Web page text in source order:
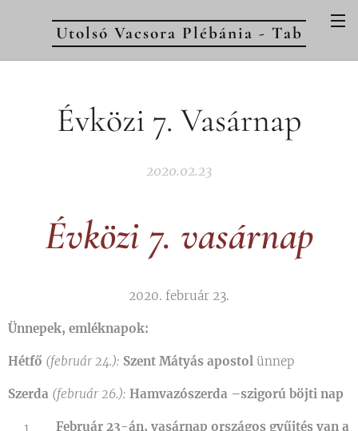
Utolsó Vacsora Plébánia - Tab
Évközi 7. Vasárnap
2020.02.23
Évközi 7. vasárnap
2020. február 23.
Ünnepek, emléknapok:
Hétfő (február 24.): Szent Mátyás apostol ünnep
Szerda (február 26.): Hamvazószerda –szigorú böjti nap
Február 23-án, vasárnap országos gyűjtés van a